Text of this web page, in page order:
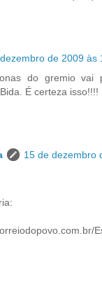
de 2009 às
do gremio
É certeza isso!!!!
15 de dezembro